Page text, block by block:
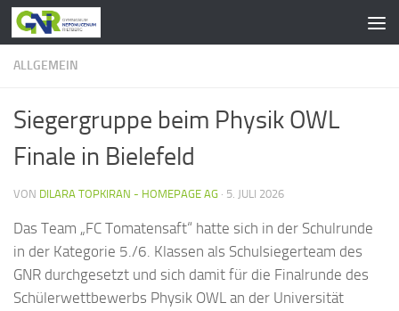
Zum Inhalt springen
ALLGEMEIN
Siegergruppe beim Physik OWL
Finale in Bielefeld
VON DILARA TOPKIRAN - HOMEPAGE AG · 5. JULI 2026
Das Team „FC Tomatensaft“ hatte sich in der Schulrunde
in der Kategorie 5./6. Klassen als Schulsiegerteam des
GNR durchgesetzt und sich damit für die Finalrunde des
Schülerwettbewerbs Physik OWL an der Universität